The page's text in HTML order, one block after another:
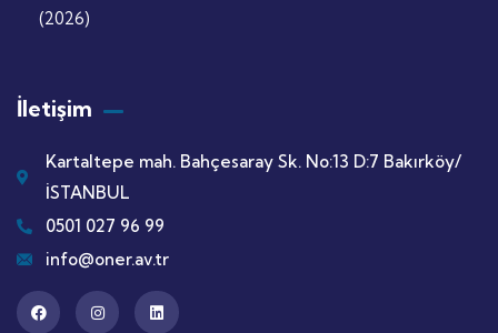
(2026)
İletişim
Kartaltepe mah. Bahçesaray Sk. No:13 D:7 Bakırköy/
İSTANBUL
0501 027 96 99
info@oner.av.tr